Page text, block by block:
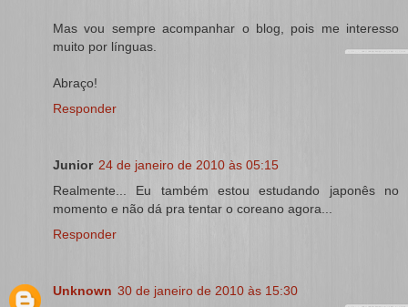
Mas vou sempre acompanhar o blog, pois me interesso
muito por línguas.
Abraço!
Responder
Junior 24 de janeiro de 2010 às 05:15
Realmente... Eu também estou estudando japonês no
momento e não dá pra tentar o coreano agora...
Responder
Unknown 30 de janeiro de 2010 às 15:30